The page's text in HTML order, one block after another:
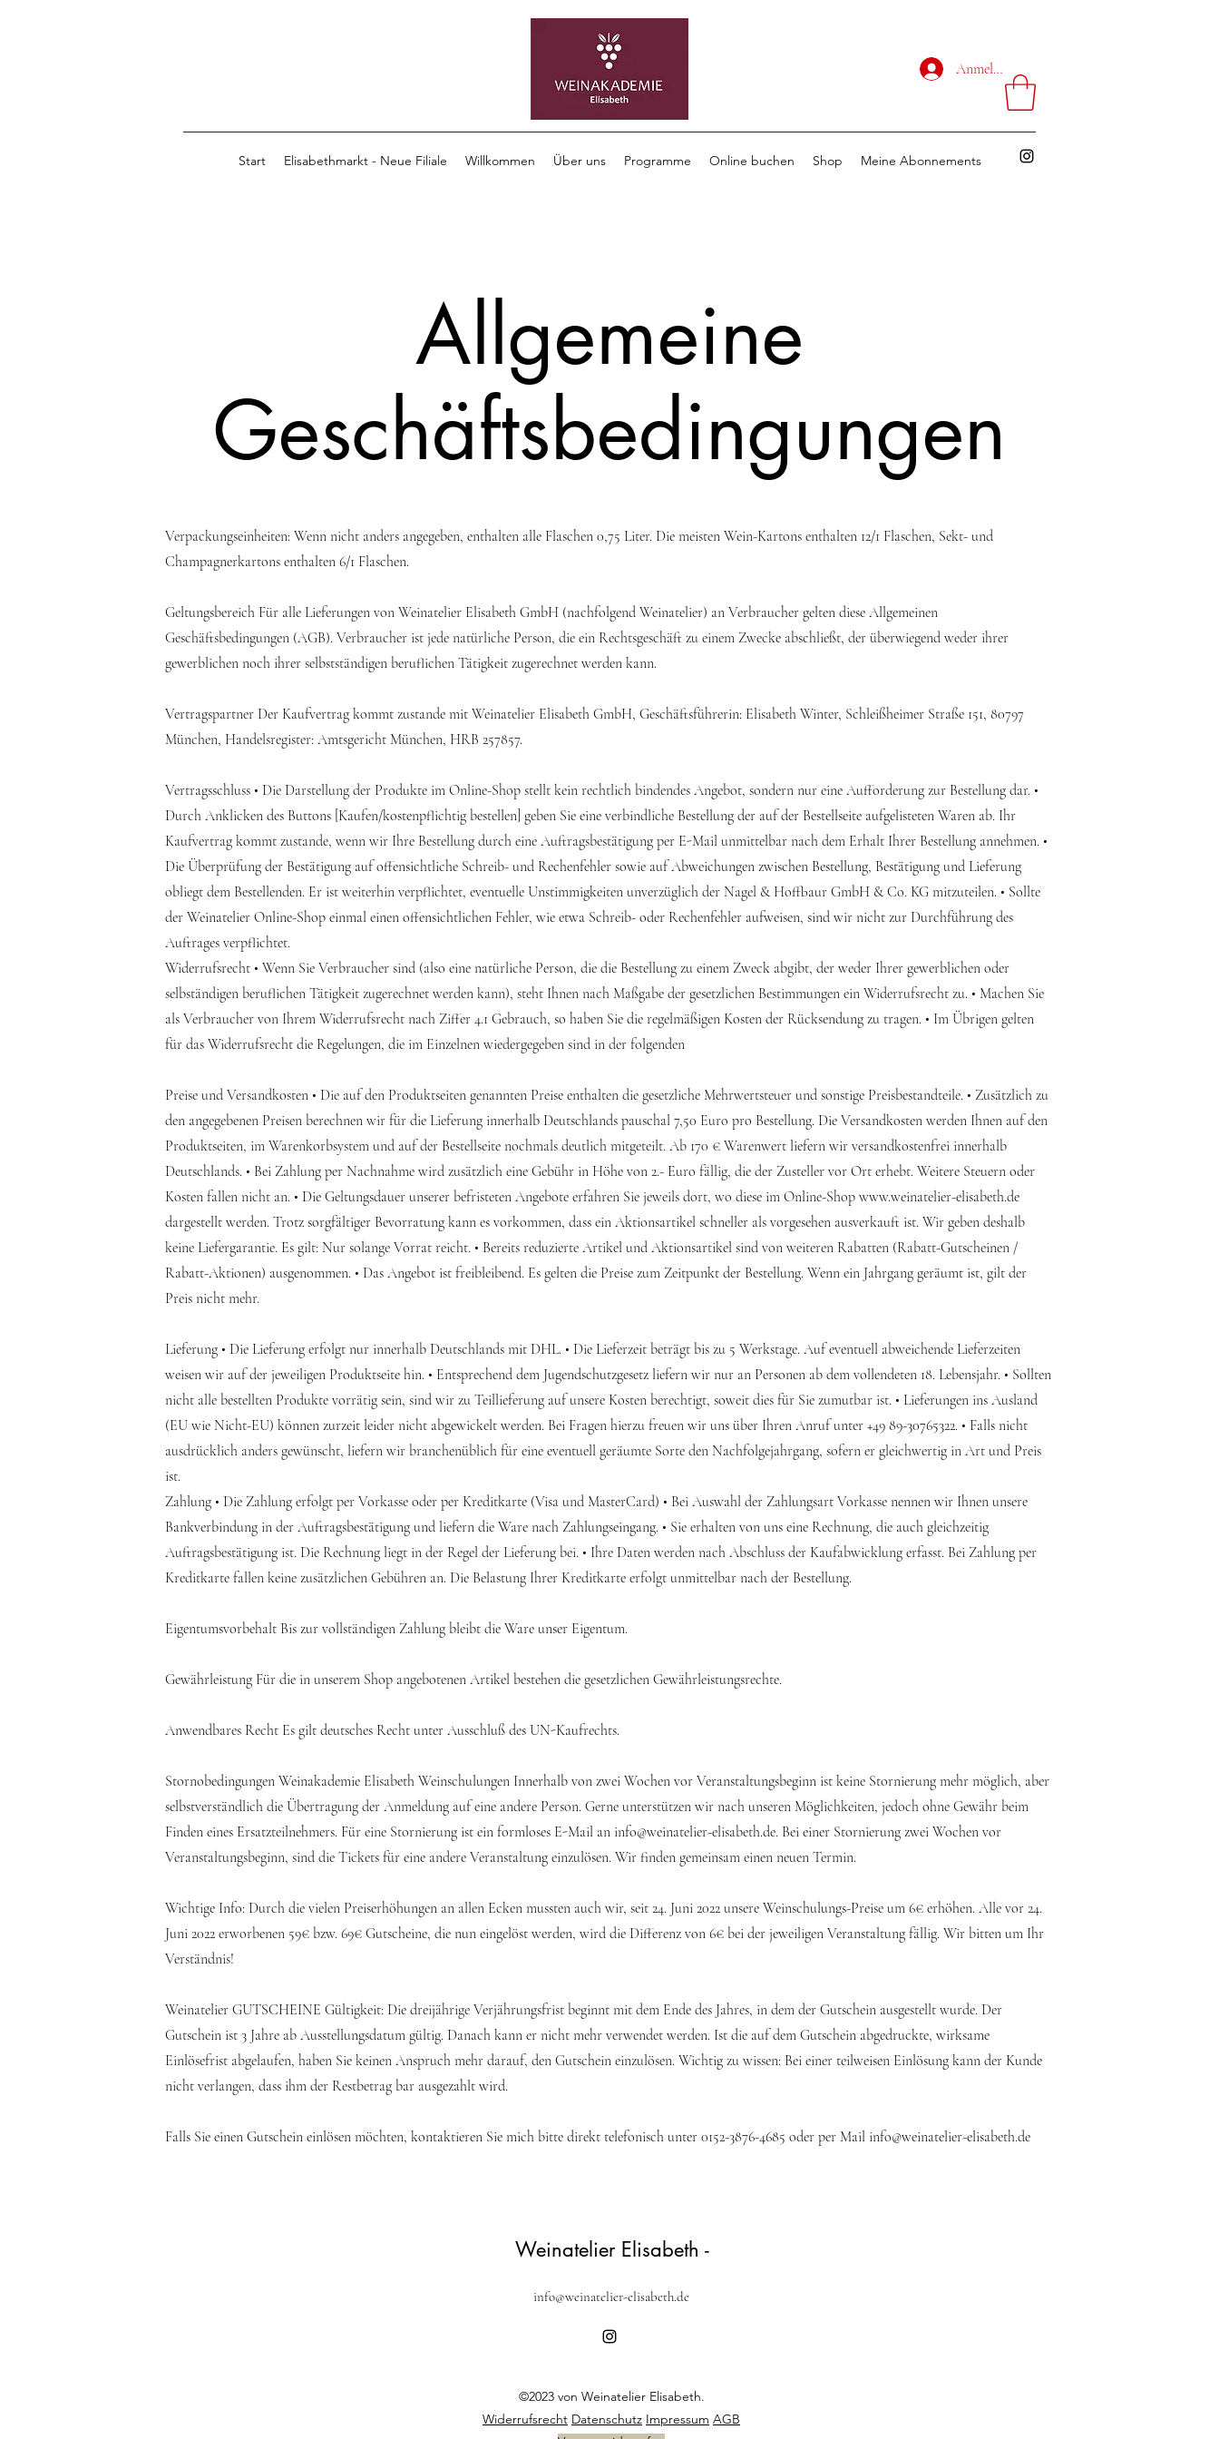
Anmelden
Start Elisabethmarkt - Neue Filiale Willkommen Über uns Programme Online buchen Shop Meine Abonnements
Allgemeine
Geschäftsbedingungen
Verpackungseinheiten: Wenn nicht anders angegeben, enthalten alle Flaschen 0,75 Liter. Die meisten Wein-Kartons enthalten 12/1 Flaschen, Sekt- und
Champagnerkartons enthalten 6/1 Flaschen.
Geltungsbereich Für alle Lieferungen von Weinatelier Elisabeth GmbH (nachfolgend Weinatelier) an Verbraucher gelten diese Allgemeinen
Geschäftsbedingungen (AGB). Verbraucher ist jede natürliche Person, die ein Rechtsgeschäft zu einem Zwecke abschließt, der überwiegend weder ihrer
gewerblichen noch ihrer selbstständigen beruflichen Tätigkeit zugerechnet werden kann.
Vertragspartner Der Kaufvertrag kommt zustande mit Weinatelier Elisabeth GmbH, Geschäftsführerin: Elisabeth Winter, Schleißheimer Straße 151, 80797
München, Handelsregister: Amtsgericht München, HRB 257857.
Vertragsschluss • Die Darstellung der Produkte im Online-Shop stellt kein rechtlich bindendes Angebot, sondern nur eine Aufforderung zur Bestellung dar. •
Durch Anklicken des Buttons [Kaufen/kostenpflichtig bestellen] geben Sie eine verbindliche Bestellung der auf der Bestellseite aufgelisteten Waren ab. Ihr
Kaufvertrag kommt zustande, wenn wir Ihre Bestellung durch eine Auftragsbestätigung per E-Mail unmittelbar nach dem Erhalt Ihrer Bestellung annehmen. •
Die Überprüfung der Bestätigung auf offensichtliche Schreib- und Rechenfehler sowie auf Abweichungen zwischen Bestellung, Bestätigung und Lieferung
obliegt dem Bestellenden. Er ist weiterhin verpflichtet, eventuelle Unstimmigkeiten unverzüglich der Nagel & Hoffbaur GmbH & Co. KG mitzuteilen. • Sollte
der Weinatelier Online-Shop einmal einen offensichtlichen Fehler, wie etwa Schreib- oder Rechenfehler aufweisen, sind wir nicht zur Durchführung des
Auftrages verpflichtet.
Widerrufsrecht • Wenn Sie Verbraucher sind (also eine natürliche Person, die die Bestellung zu einem Zweck abgibt, der weder Ihrer gewerblichen oder
selbständigen beruflichen Tätigkeit zugerechnet werden kann), steht Ihnen nach Maßgabe der gesetzlichen Bestimmungen ein Widerrufsrecht zu. • Machen Sie
als Verbraucher von Ihrem Widerrufsrecht nach Ziffer 4.1 Gebrauch, so haben Sie die regelmäßigen Kosten der Rücksendung zu tragen. • Im Übrigen gelten
für das Widerrufsrecht die Regelungen, die im Einzelnen wiedergegeben sind in der folgenden
Preise und Versandkosten • Die auf den Produktseiten genannten Preise enthalten die gesetzliche Mehrwertsteuer und sonstige Preisbestandteile. • Zusätzlich zu
den angegebenen Preisen berechnen wir für die Lieferung innerhalb Deutschlands pauschal 7,50 Euro pro Bestellung. Die Versandkosten werden Ihnen auf den
Produktseiten, im Warenkorbsystem und auf der Bestellseite nochmals deutlich mitgeteilt. Ab 170 € Warenwert liefern wir versandkostenfrei innerhalb
Deutschlands. • Bei Zahlung per Nachnahme wird zusätzlich eine Gebühr in Höhe von 2.- Euro fällig, die der Zusteller vor Ort erhebt. Weitere Steuern oder
Kosten fallen nicht an. • Die Geltungsdauer unserer befristeten Angebote erfahren Sie jeweils dort, wo diese im Online-Shop www.weinatelier-elisabeth.de
dargestellt werden. Trotz sorgfältiger Bevorratung kann es vorkommen, dass ein Aktionsartikel schneller als vorgesehen ausverkauft ist. Wir geben deshalb
keine Liefergarantie. Es gilt: Nur solange Vorrat reicht. • Bereits reduzierte Artikel und Aktionsartikel sind von weiteren Rabatten (Rabatt-Gutscheinen /
Rabatt-Aktionen) ausgenommen. • Das Angebot ist freibleibend. Es gelten die Preise zum Zeitpunkt der Bestellung. Wenn ein Jahrgang geräumt ist, gilt der
Preis nicht mehr.
Lieferung • Die Lieferung erfolgt nur innerhalb Deutschlands mit DHL. • Die Lieferzeit beträgt bis zu 5 Werkstage. Auf eventuell abweichende Lieferzeiten
weisen wir auf der jeweiligen Produktseite hin. • Entsprechend dem Jugendschutzgesetz liefern wir nur an Personen ab dem vollendeten 18. Lebensjahr. • Sollten
nicht alle bestellten Produkte vorrätig sein, sind wir zu Teillieferung auf unsere Kosten berechtigt, soweit dies für Sie zumutbar ist. • Lieferungen ins Ausland
(EU wie Nicht-EU) können zurzeit leider nicht abgewickelt werden. Bei Fragen hierzu freuen wir uns über Ihren Anruf unter +49 89-30765322. • Falls nicht
ausdrücklich anders gewünscht, liefern wir branchenüblich für eine eventuell geräumte Sorte den Nachfolgejahrgang, sofern er gleichwertig in Art und Preis
ist.
Zahlung • Die Zahlung erfolgt per Vorkasse oder per Kreditkarte (Visa und MasterCard) • Bei Auswahl der Zahlungsart Vorkasse nennen wir Ihnen unsere
Bankverbindung in der Auftragsbestätigung und liefern die Ware nach Zahlungseingang. • Sie erhalten von uns eine Rechnung, die auch gleichzeitig
Auftragsbestätigung ist. Die Rechnung liegt in der Regel der Lieferung bei. • Ihre Daten werden nach Abschluss der Kaufabwicklung erfasst. Bei Zahlung per
Kreditkarte fallen keine zusätzlichen Gebühren an. Die Belastung Ihrer Kreditkarte erfolgt unmittelbar nach der Bestellung.
Eigentumsvorbehalt Bis zur vollständigen Zahlung bleibt die Ware unser Eigentum.
Gewährleistung Für die in unserem Shop angebotenen Artikel bestehen die gesetzlichen Gewährleistungsrechte.
Anwendbares Recht Es gilt deutsches Recht unter Ausschluß des UN-Kaufrechts.
Stornobedingungen Weinakademie Elisabeth Weinschulungen Innerhalb von zwei Wochen vor Veranstaltungsbeginn ist keine Stornierung mehr möglich, aber
selbstverständlich die Übertragung der Anmeldung auf eine andere Person. Gerne unterstützen wir nach unseren Möglichkeiten, jedoch ohne Gewähr beim
Finden eines Ersatzteilnehmers. Für eine Stornierung ist ein formloses E-Mail an info@weinatelier-elisabeth.de. Bei einer Stornierung zwei Wochen vor
Veranstaltungsbeginn, sind die Tickets für eine andere Veranstaltung einzulösen. Wir finden gemeinsam einen neuen Termin.
Wichtige Info: Durch die vielen Preiserhöhungen an allen Ecken mussten auch wir, seit 24. Juni 2022 unsere Weinschulungs-Preise um 6€ erhöhen. Alle vor 24.
Juni 2022 erworbenen 59€ bzw. 69€ Gutscheine, die nun eingelöst werden, wird die Differenz von 6€ bei der jeweiligen Veranstaltung fällig. Wir bitten um Ihr
Verständnis!
Weinatelier GUTSCHEINE Gültigkeit: Die dreijährige Verjährungsfrist beginnt mit dem Ende des Jahres, in dem der Gutschein ausgestellt wurde. Der
Gutschein ist 3 Jahre ab Ausstellungsdatum gültig. Danach kann er nicht mehr verwendet werden. Ist die auf dem Gutschein abgedruckte, wirksame
Einlösefrist abgelaufen, haben Sie keinen Anspruch mehr darauf, den Gutschein einzulösen. Wichtig zu wissen: Bei einer teilweisen Einlösung kann der Kunde
nicht verlangen, dass ihm der Restbetrag bar ausgezahlt wird.
Falls Sie einen Gutschein einlösen möchten, kontaktieren Sie mich bitte direkt telefonisch unter 0152-3876-4685 oder per Mail info@weinatelier-elisabeth.de
Weinatelier Elisabeth -
info@weinatelier-elisabeth.de
©2023 von Weinatelier Elisabeth.
Widerrufsrecht Datenschutz Impressum AGB